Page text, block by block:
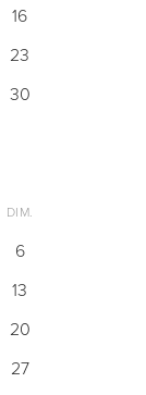
16
23
30
DIM.
6
13
20
27